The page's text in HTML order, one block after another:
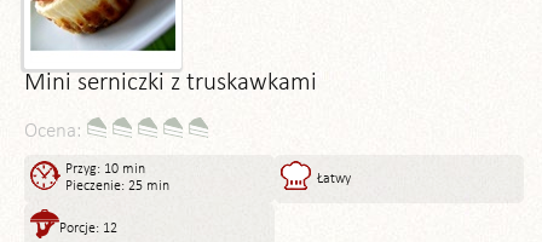
Mini serniczki z truskawkami
Ocena:
Przyg: 10 min
Pieczenie: 25 min
Łatwy
Porcje: 12